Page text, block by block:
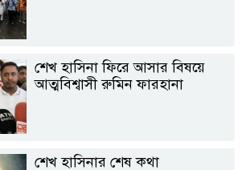
শেখ হাসিনা ফিরে আসার বিষয়ে
আত্মবিশ্বাসী রুমিন ফারহানা
শেখ হাসিনার শেষ কথা